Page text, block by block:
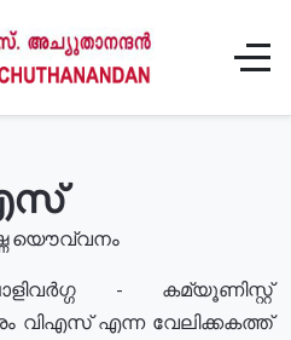
യൌവ്വനം
- കമ്യൂണിസ്റ്റ്
വിഎസ് എന്ന വേലിക്കകത്ത്